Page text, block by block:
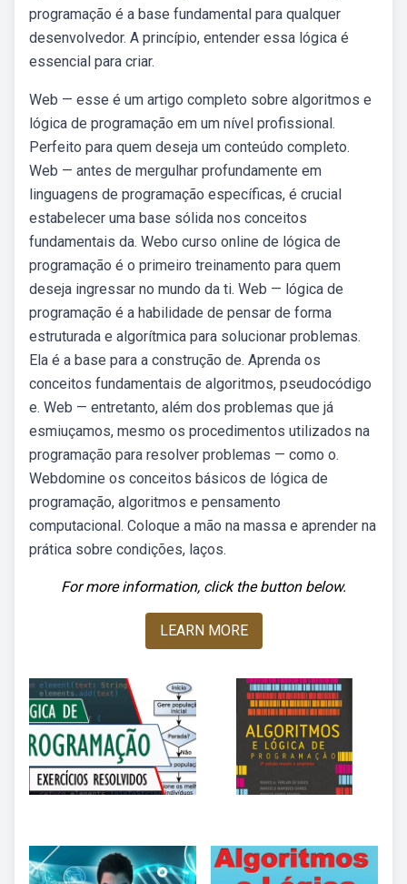
programação é a base fundamental para qualquer
desenvolvedor. A princípio, entender essa lógica é
essencial para criar.
Web — esse é um artigo completo sobre algoritmos e
lógica de programação em um nível profissional.
Perfeito para quem deseja um conteúdo completo.
Web — antes de mergulhar profundamente em
linguagens de programação específicas, é crucial
estabelecer uma base sólida nos conceitos
fundamentais da. Webo curso online de lógica de
programação é o primeiro treinamento para quem
deseja ingressar no mundo da ti. Web — lógica de
programação é a habilidade de pensar de forma
estruturada e algorítmica para solucionar problemas.
Ela é a base para a construção de. Aprenda os
conceitos fundamentais de algoritmos, pseudocódigo
e. Web — entretanto, além dos problemas que já
esmiuçamos, mesmo os procedimentos utilizados na
programação para resolver problemas — como o.
Webdomine os conceitos básicos de lógica de
programação, algoritmos e pensamento
computacional. Coloque a mão na massa e aprender na
prática sobre condições, laços.
For more information, click the button below.
LEARN MORE